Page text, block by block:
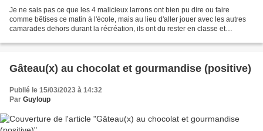
Je ne sais pas ce que les 4 malicieux larrons ont bien pu dire ou faire
comme bêtises ce matin à l'école, mais au lieu d'aller jouer avec les autres
camarades dehors durant la récréation, ils ont du rester en classe et
Gâteau(x) au chocolat et gourmandise (positive)
Publié le 15/03/2023 à 14:32
Par Guyloup